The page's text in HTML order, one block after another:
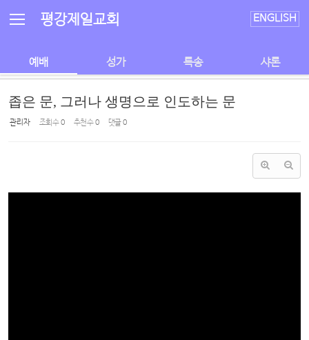
평강제일교회 ENGLISH
예배 성가 특송 샤론
좁은 문, 그러나 생명으로 인도하는 문
관리자 조회 수0 추천 수0 댓글0